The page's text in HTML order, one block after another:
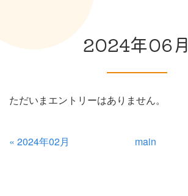
2024年06月
ただいまエントリーはありません。
« 2024年02月 main